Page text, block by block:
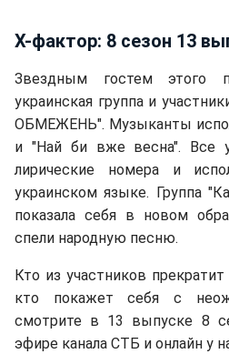
Х-фактор: 8 сезон 13
Звездным гостем этого
украинская группа и
ОБМЕЖЕНЬ". Музыканты
и "Най би вже весна". Все
лирические номера и
украинском языке. Группа
показала себя в новом
спели народную песню.
Кто из участников
кто покажет себя с
смотрите в 13 выпуске 8
эфире канала СТБ и онлайн у